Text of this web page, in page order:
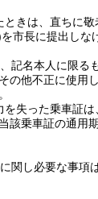
ときは、直ちに
を市長に提出しな
記名本人に限る
の他不正に使用
失った乗車証は
該乗車証の通用
関し必要な事項